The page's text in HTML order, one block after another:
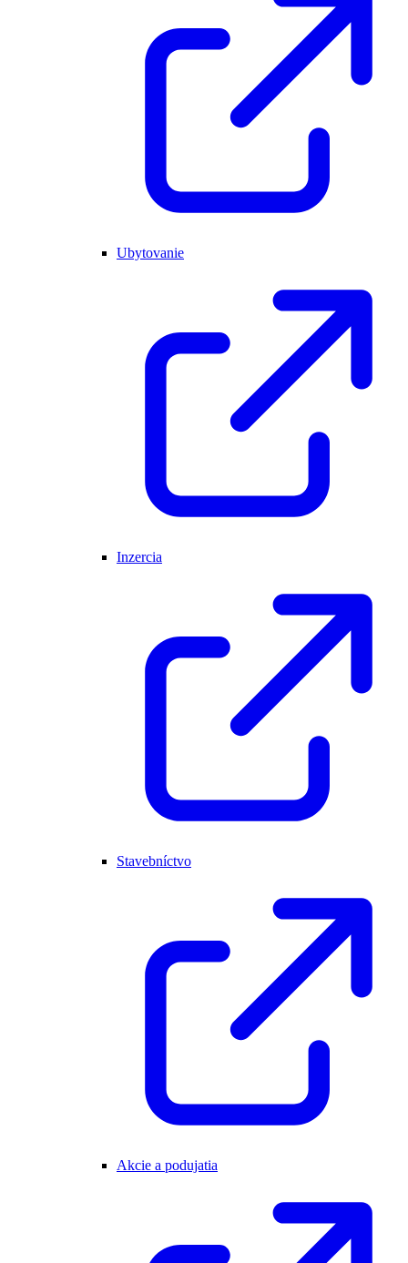
Ubytovanie
Inzercia
Stavebníctvo
Akcie a podujatia